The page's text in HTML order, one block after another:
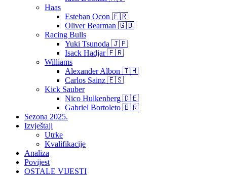
Haas
Esteban Ocon 🇫🇷
Oliver Bearman 🇬🇧
Racing Bulls
Yuki Tsunoda 🇯🇵
Isack Hadjar 🇫🇷
Williams
Alexander Albon 🇹🇭
Carlos Sainz 🇪🇸
Kick Sauber
Nico Hulkenberg 🇩🇪
Gabriel Bortoleto 🇧🇷
Sezona 2025.
Izvještaji
Utrke
Kvalifikacije
Analiza
Povijest
OSTALE VIJESTI